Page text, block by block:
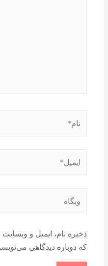
ذخیره نام، ایمیل و
که دوباره دیدگاهی